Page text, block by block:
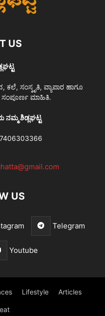
US
ಕಲೆ, ಸಂಸ್ಕೃತಿ, ವ್ಯಾಪಾರ ಹಾಗೂ
ಸಂಪೂರ್ಣ ಮಾಹಿತಿ.
ನಮ್ಮ ಶಿಡ್ಲಘಟ್ಟ
US
Telegram
Youtube
Lifestyle Articles